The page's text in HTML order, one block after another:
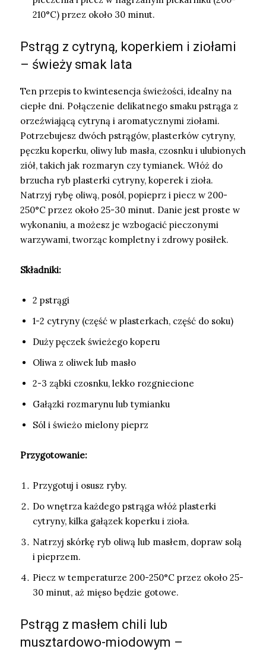
210°C) przez około 30 minut.
Pstrąg z cytryną, koperkiem i ziołami
– świeży smak lata
Ten przepis to kwintesencja świeżości, idealny na
ciepłe dni. Połączenie delikatnego smaku pstrąga z
orzeźwiającą cytryną i aromatycznymi ziołami.
Potrzebujesz dwóch pstrągów, plasterków cytryny,
pęczku koperku, oliwy lub masła, czosnku i ulubionych
ziół, takich jak rozmaryn czy tymianek. Włóż do
brzucha ryb plasterki cytryny, koperek i zioła.
Natrzyj rybę oliwą, posól, popieprz i piecz w 200-
250°C przez około 25-30 minut. Danie jest proste w
wykonaniu, a możesz je wzbogacić pieczonymi
warzywami, tworząc kompletny i zdrowy posiłek.
Składniki:
2 pstrągi
1-2 cytryny (część w plasterkach, część do soku)
Duży pęczek świeżego koperu
Oliwa z oliwek lub masło
2-3 ząbki czosnku, lekko rozgniecione
Gałązki rozmarynu lub tymianku
Sól i świeżo mielony pieprz
Przygotowanie:
Przygotuj i osusz ryby.
Do wnętrza każdego pstrąga włóż plasterki
cytryny, kilka gałązek koperku i zioła.
Natrzyj skórkę ryb oliwą lub masłem, dopraw solą
i pieprzem.
Piecz w temperaturze 200-250°C przez około 25-
30 minut, aż mięso będzie gotowe.
Pstrąg z masłem chili lub
musztardowo-miodowym –